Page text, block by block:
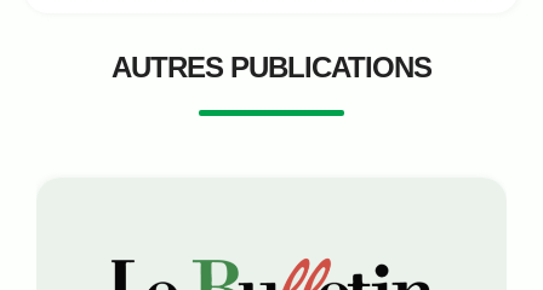
AUTRES PUBLICATIONS